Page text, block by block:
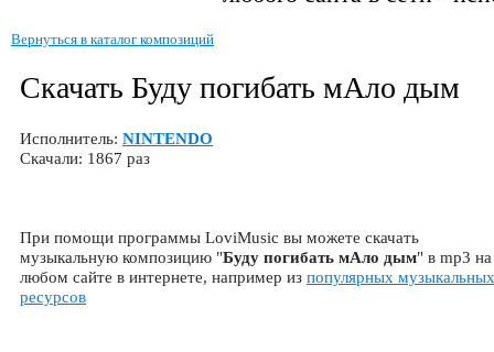
Вернуться в каталог композиций
Скачать Буду погибать мАло дым
Исполнитель: NINTENDO
Скачали: 1867 раз
При помощи программы LoviMusic вы можете скачать
музыкальную композицию "Буду погибать мАло дым" в mp3 на
любом сайте в интернете, например из популярных музыкальных
ресурсов